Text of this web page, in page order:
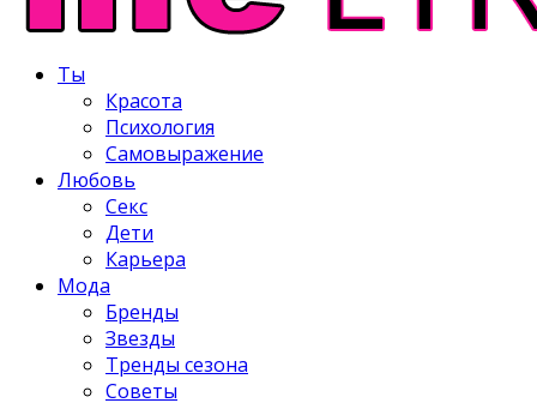
Ты
Красота
Психология
Самовыражение
Любовь
Секс
Дети
Карьера
Мода
Бренды
Звезды
Тренды сезона
Советы